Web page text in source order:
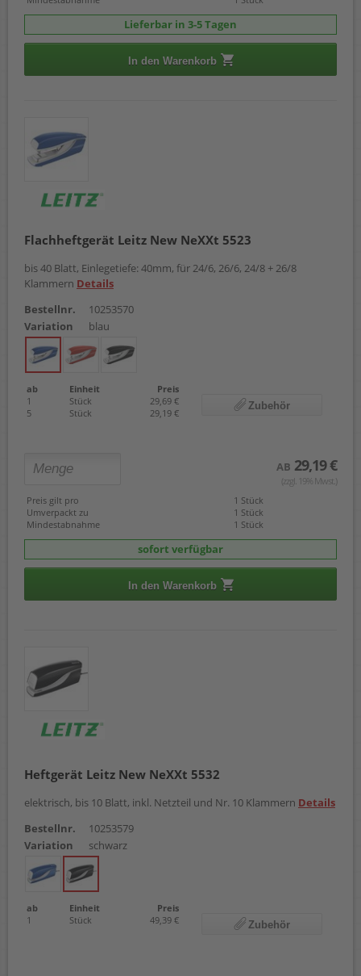
Lieferbar in 3-5 Tagen
In den Warenkorb
Flachheftgerät Leitz New NeXXt 5523
bis 40 Blatt, Einlegetiefe: 40mm, für 24/6, 26/6, 24/8 + 26/8
Klammern Details
Bestellnr.
10253570
Variation
blau
ab Einheit
Preis
1
Stück
29,69 €
5
Stück 29,19 €
Zubehör
AB 29,19 €
(zzgl. 19% Mwst.)
Preis gilt pro
1 Stück
Umverpackt zu
1 Stück
Mindestabnahme
1 Stück
sofort verfügbar
In den Warenkorb
Heftgerät Leitz New NeXXt 5532
elektrisch, bis 10 Blatt, inkl. Netzteil und Nr. 10 Klammern Details
Bestellnr.
10253579
Variation
schwarz
ab Einheit
Preis
1
Stück 49,39 € Zubehör